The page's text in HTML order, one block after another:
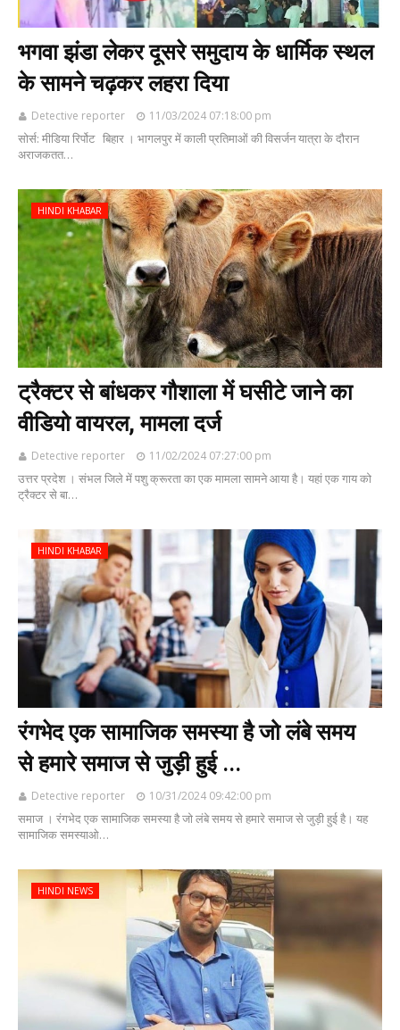
भगवा झंडा लेकर दूसरे समुदाय के धार्मिक स्थल
के सामने चढ़कर लहरा दिया
Detective reporter 11/03/2024 07:18:00 pm
सोर्स: मीडिया रिर्पोट बिहार । भागलपुर में काली प्रतिमाओं की विसर्जन यात्रा के दौरान
अराजकतत…
HINDI KHABAR
ट्रैक्टर से बांधकर गौशाला में घसीटे जाने का
वीडियो वायरल, मामला दर्ज
Detective reporter 11/02/2024 07:27:00 pm
उत्तर प्रदेश । संभल जिले में पशु क्रूरता का एक मामला सामने आया है। यहां एक गाय को
ट्रैक्टर से बा…
HINDI KHABAR
रंगभेद एक सामाजिक समस्या है जो लंबे समय
से हमारे समाज से जुड़ी हुई ...
Detective reporter 10/31/2024 09:42:00 pm
समाज । रंगभेद एक सामाजिक समस्या है जो लंबे समय से हमारे समाज से जुड़ी हुई है। यह
सामाजिक समस्याओ…
HINDI NEWS